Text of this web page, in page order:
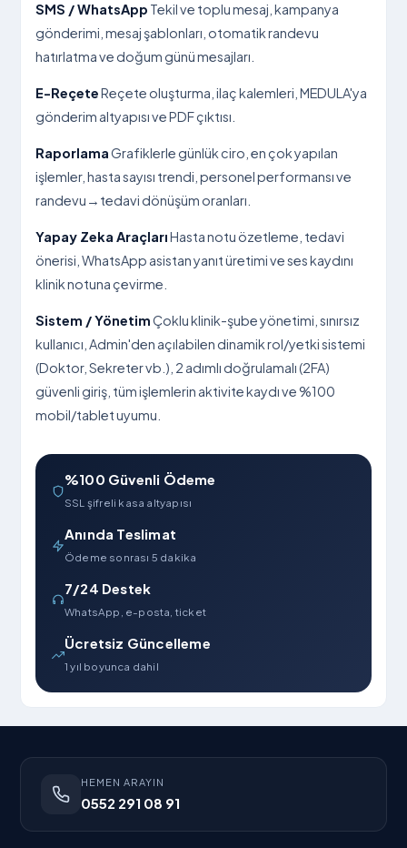
SMS / WhatsApp Tekil ve toplu mesaj, kampanya
gönderimi, mesaj şablonları, otomatik randevu
hatırlatma ve doğum günü mesajları.
E-ReçeteReçete oluşturma, ilaç kalemleri, MEDULA'ya
gönderim altyapısı ve PDF çıktısı.
RaporlamaGrafiklerle günlük ciro, en çok yapılan
işlemler, hasta sayısı trendi, personel performansı ve
randevu→tedavi dönüşüm oranları.
Yapay Zeka AraçlarıHasta notu özetleme, tedavi
önerisi, WhatsApp asistan yanıt üretimi ve ses kaydını
klinik notuna çevirme.
Sistem / YönetimÇoklu klinik-şube yönetimi, sınırsız
kullanıcı, Admin'den açılabilen dinamik rol/yetki sistemi
(Doktor, Sekreter vb.), 2 adımlı doğrulamalı (2FA)
güvenli giriş, tüm işlemlerin aktivite kaydı ve %100
mobil/tablet uyumu.
%100 Güvenli Ödeme
SSL şifreli kasa altyapısı
Anında Teslimat
Ödeme sonrası 5 dakika
7/24 Destek
WhatsApp, e-posta, ticket
Ücretsiz Güncelleme
1 yıl boyunca dahil
HEMEN ARAYIN
0552 291 08 91